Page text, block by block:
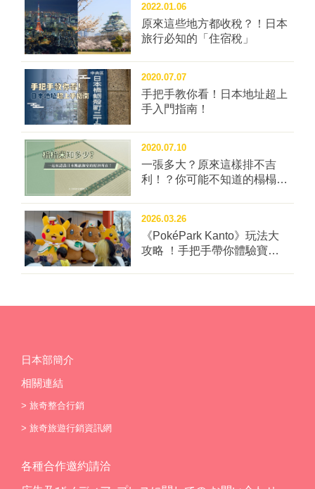
2022.01.06
原來這些地方都收稅？！日本
旅行必知的「住宿稅」
2020.07.07
手把手教你看！日本地址超上
手入門指南！
2020.07.10
一張多大？原來這樣排不吉
利！？你可能不知道的榻榻米
2026.03.26
《PokéPark Kanto》玩法大
攻略 ！手把手帶你體驗寶可
日本部簡介
相關連結
> 旅奇整合行銷
> 旅奇旅遊行銷資訊網
各種合作邀約請洽